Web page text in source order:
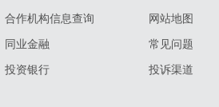
合作机构信息查询
同业金融
投资银行
网站地图
常见问题
投诉渠道